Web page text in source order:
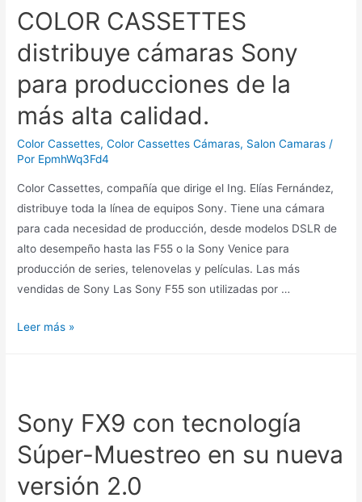
COLOR CASSETTES
distribuye cámaras Sony
para producciones de la
más alta calidad.
Color Cassettes,Color Cassettes Cámaras, Salon Camaras /
Por EpmhWq3Fd4
Color Cassettes, compañía que dirige el Ing. Elías Fernández,
distribuye toda la línea de equipos Sony. Tiene una cámara
para cada necesidad de producción, desde modelos DSLR de
alto desempeño hasta las F55 o la Sony Venice para
producción de series, telenovelas y películas. Las más
vendidas de Sony Las Sony F55 son utilizadas por …
Leer más »
Sony FX9 con tecnología
Súper-Muestreo en su nueva
versión 2.0